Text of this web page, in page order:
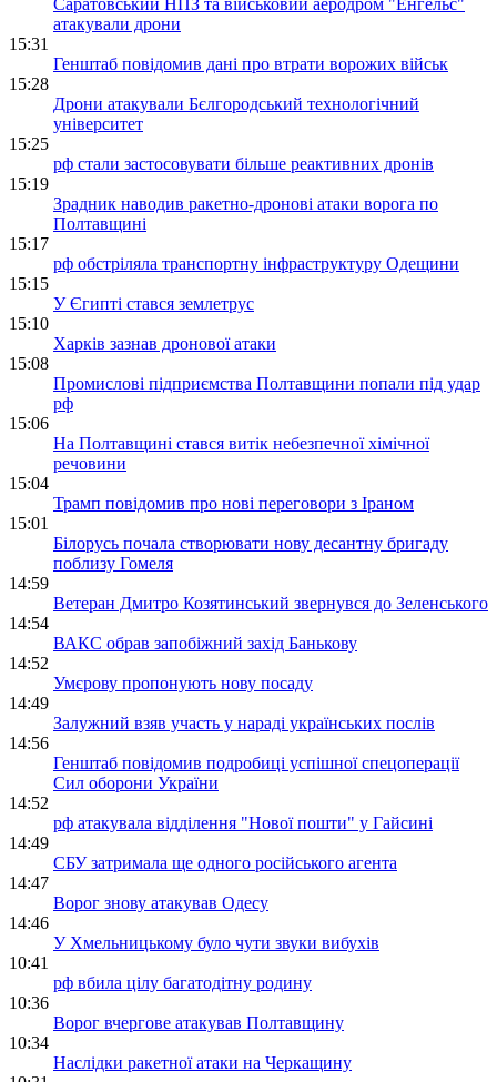
Саратовський НПЗ та військовий аеродром "Енгельс"
атакували дрони
15:31
Генштаб повідомив дані про втрати ворожих військ
15:28
Дрони атакували Бєлгородський технологічний
університет
15:25
рф стали застосовувати більше реактивних дронів
15:19
Зрадник наводив ракетно-дронові атаки ворога по
Полтавщині
15:17
рф обстріляла транспортну інфраструктуру Одещини
15:15
У Єгипті стався землетрус
15:10
Харків зазнав дронової атаки
15:08
Промислові підприємства Полтавщини попали під удар
рф
15:06
На Полтавщині стався витік небезпечної хімічної
речовини
15:04
Трамп повідомив про нові переговори з Іраном
15:01
Білорусь почала створювати нову десантну бригаду
поблизу Гомеля
14:59
Ветеран Дмитро Козятинський звернувся до Зеленського
14:54
ВАКС обрав запобіжний захід Банькову
14:52
Умєрову пропонують нову посаду
14:49
Залужний взяв участь у нараді українських послів
14:56
Генштаб повідомив подробиці успішної спецоперації
Сил оборони України
14:52
рф атакувала відділення "Нової пошти" у Гайсині
14:49
СБУ затримала ще одного російського агента
14:47
Ворог знову атакував Одесу
14:46
У Хмельницькому було чути звуки вибухів
10:41
рф вбила цілу багатодітну родину
10:36
Ворог вчергове атакував Полтавщину
10:34
Наслідки ракетної атаки на Черкащину